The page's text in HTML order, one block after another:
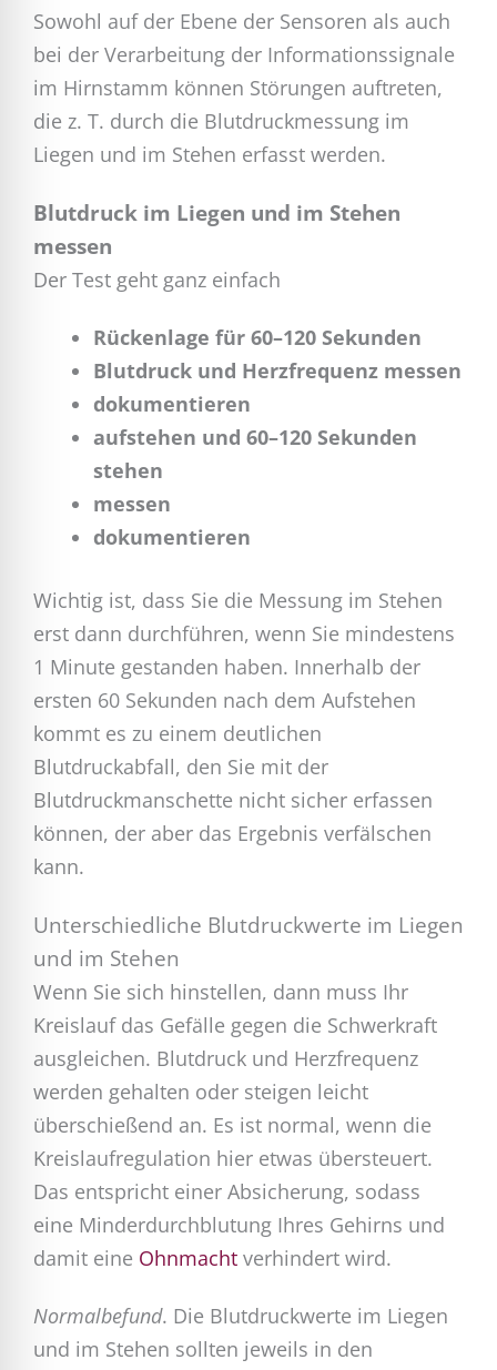
Sowohl auf der Ebene der Sensoren als auch
bei der Verarbeitung der Informationssignale
im Hirnstamm können Störungen auftreten,
die z. T. durch die Blutdruckmessung im
Liegen und im Stehen erfasst werden.
Blutdruck im Liegen und im Stehen
messen
Der Test geht ganz einfach
Rückenlage für 60–120 Sekunden
Blutdruck und Herzfrequenz messen
dokumentieren
aufstehen und 60–120 Sekunden
stehen
messen
dokumentieren
Wichtig ist, dass Sie die Messung im Stehen
erst dann durchführen, wenn Sie mindestens
1 Minute gestanden haben. Innerhalb der
ersten 60 Sekunden nach dem Aufstehen
kommt es zu einem deutlichen
Blutdruckabfall, den Sie mit der
Blutdruckmanschette nicht sicher erfassen
können, der aber das Ergebnis verfälschen
kann.
Unterschiedliche Blutdruckwerte im Liegen
und im Stehen
Wenn Sie sich hinstellen, dann muss Ihr
Kreislauf das Gefälle gegen die Schwerkraft
ausgleichen. Blutdruck und Herzfrequenz
werden gehalten oder steigen leicht
überschießend an. Es ist normal, wenn die
Kreislaufregulation hier etwas übersteuert.
Das entspricht einer Absicherung, sodass
eine Minderdurchblutung Ihres Gehirns und
damit eine Ohnmacht verhindert wird.
Normalbefund. Die Blutdruckwerte im Liegen
und im Stehen sollten jeweils in den